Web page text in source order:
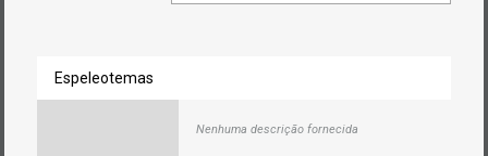
Espeleotemas
Nenhuma descrição fornecida